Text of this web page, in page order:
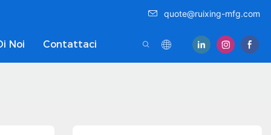
quote@ruixing-mfg.com
Noi Contattaci